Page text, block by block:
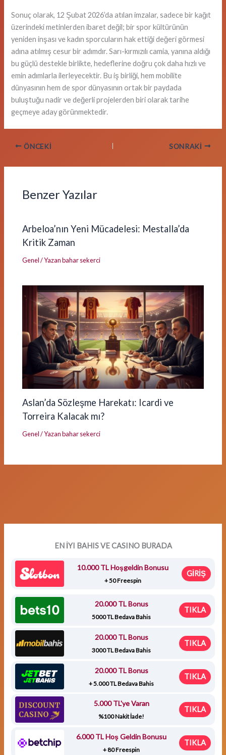
Sonuç olarak, 12 Şubat 2026’da atılan imzalar, sadece bir kağıt
üzerindeki metinlerden ibaret değil; bir spor kültürünün
yeniden inşası ve kadın sporcuların hak ettiği değeri görmesi
adına atılmış cesur bir adımdır. Sarı-kırmızılı camia, yanına aldığı
bu güçlü destekle birlikte, hedeflerine doğru çok daha hızlı ve
emin adımlarla ilerleyecektir. Bu iş birliği, hem mobilite
dünyasının hem de spor dünyasının ortak bir paydada
buluştuğu nadir ve değerli projelerden biri olarak tarihe
geçmeye aday görünmektedir.
ÖNCEKI SONRAKI
Benzer Yazılar
Arbeloa’nın Yeni Mücadelesi: Mestalla’da
Kritik Zaman
Genel/ Yazan bahar sekerci
Aslan’da Sözleşme Harekatı: Icardi ve
Torreira Kalacak mı?
Genel/ Yazan bahar sekerci
EN İYI BAHIS VE CASINO BURADA
10.000 TL Hoşgeldin Bonusu
+ 50 Freespin
GİRİŞ
20.000 TL Bonus
5000 TL Bedava Bahis
TIKLA
20.000 TL Bonus
3000 TL Bedava Bahis
TIKLA
20.000 TL Bonus
+ 5.000 TL Bedava Bahis
TIKLA
5.000 TL'ye Varan
%100 Nakit İade!
TIKLA
6.000 TL Hoş Geldin Bonusu
+ 80 Freespin
TIKLA